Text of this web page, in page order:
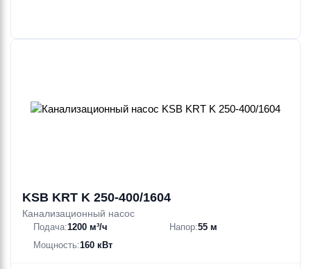
KSB KRT K 250-400/1604
Канализационный насос
Подача:1200 м³/ч Напор:55 м
Мощность:160 кВт